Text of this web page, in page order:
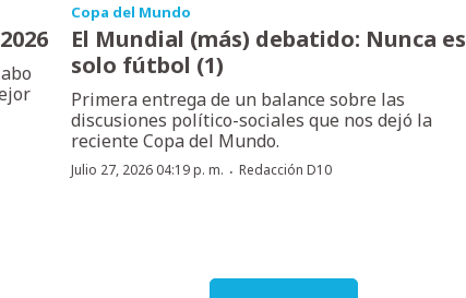
Copa del Mundo
El Mundial (más) debatido: Nunca es
solo fútbol (1)
Primera entrega de un balance sobre las
discusiones político-sociales que nos dejó la
reciente Copa del Mundo.
Julio 27, 2026 04:19 p. m. ·Redacción D10